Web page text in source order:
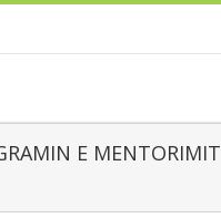
E MENTORIMIT